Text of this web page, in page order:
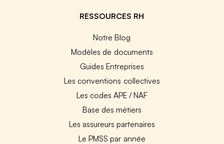
RESSOURCES RH
Notre Blog
Modèles de documents
Guides Entreprises
Les conventions collectives
Les codes APE / NAF
Base des métiers
Les assureurs partenaires
Le PMSS par année